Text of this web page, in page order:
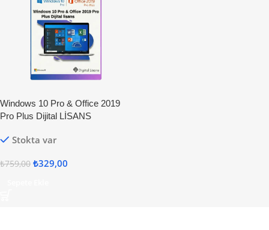
Windows 10 Pro & Office 2019
Pro Plus Dijital LİSANS
Stokta var
₺759,00 ₺329,00